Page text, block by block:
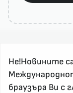
Не!Новините
браузъра Ви с